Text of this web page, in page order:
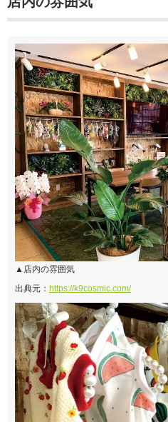
▲店内の雰囲気
出典元： https://k9cosmic.com/